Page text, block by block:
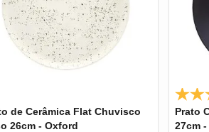
de Cerâmica Flat Chuvisco
26cm - Oxford
Prato
27cm